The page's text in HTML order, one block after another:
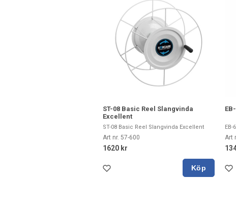
ST-08 Basic Reel Slangvinda
Excellent
ST-08 Basic Reel Slangvinda Excellent
Art nr. 57-600
1620 kr
Köp
EB-
Art